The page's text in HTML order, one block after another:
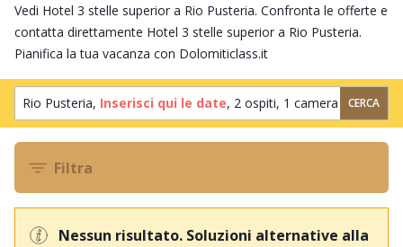
Vedi Hotel 3 stelle superior a Rio Pusteria. Confronta le offerte e
contatta direttamente Hotel 3 stelle superior a Rio Pusteria.
Pianifica la tua vacanza con Dolomiticlass.it
Rio Pusteria, Inserisci qui le date, 2 ospiti, 1 camera CERCA
Filtra
Nessun risultato. Soluzioni alternative alla